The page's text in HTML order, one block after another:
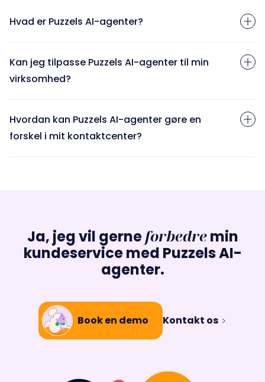
Hvad er Puzzels AI-agenter?
Kan jeg tilpasse Puzzels AI-agenter til min
virksomhed?
Hvordan kan Puzzels AI-agenter gøre en
forskel i mit kontaktcenter?
Ja, jeg vil gerneforbedremin
kundeservice med Puzzels AI-
agenter.
Book en demo Kontakt os